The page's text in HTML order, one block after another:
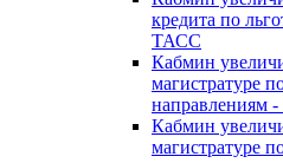
кредита по
ТАСС
Кабмин
магистратуре
направлениям
Кабмин
магистратуре